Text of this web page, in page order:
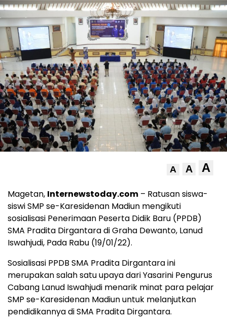
A A A
Magetan, Internewstoday.com – Ratusan siswa-
siswi SMP se-Karesidenan Madiun mengikuti
sosialisasi Penerimaan Peserta Didik Baru (PPDB)
SMA Pradita Dirgantara di Graha Dewanto, Lanud
Iswahjudi, Pada Rabu (19/01/22).
Sosialisasi PPDB SMA Pradita Dirgantara ini
merupakan salah satu upaya dari Yasarini Pengurus
Cabang Lanud Iswahjudi menarik minat para pelajar
SMP se-Karesidenan Madiun untuk melanjutkan
pendidikannya di SMA Pradita Dirgantara.